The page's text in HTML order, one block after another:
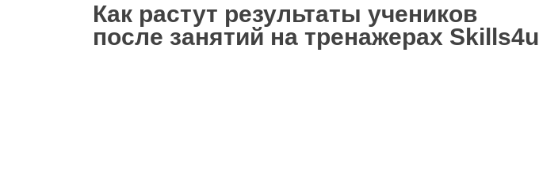
Как растут результаты учеников
после занятий на тренажерах Skills4u